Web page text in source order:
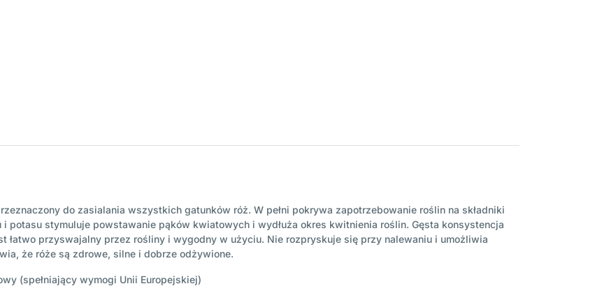
do zasialania wszystkich gatunków róż. W pełni pokrywa zapotrzebowanie roślin na składniki
potasu stymuluje powstawanie pąków kwiatowych i wydłuża okres kwitnienia roślin. Gęsta konsystencja
łatwo przyswajalny przez rośliny i wygodny w użyciu. Nie rozpryskuje się przy nalewaniu i umożliwia
że róże są zdrowe, silne i dobrze odżywione.
(spełniający wymogi Unii Europejskiej)